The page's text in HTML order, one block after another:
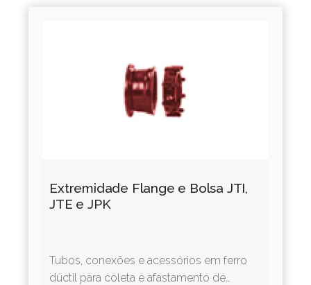
Extremidade Flange e Bolsa JTI,
JTE e JPK
Tubos, conexões e acessórios em ferro
dúctil para coleta e afastamento de